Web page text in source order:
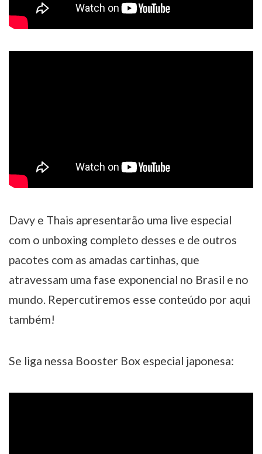
Davy e Thais apresentarão uma live especial
com o unboxing completo desses e de outros
pacotes com as amadas cartinhas, que
atravessam uma fase exponencial no Brasil e no
mundo. Repercutiremos esse conteúdo por aqui
também!
Se liga nessa Booster Box especial japonesa: